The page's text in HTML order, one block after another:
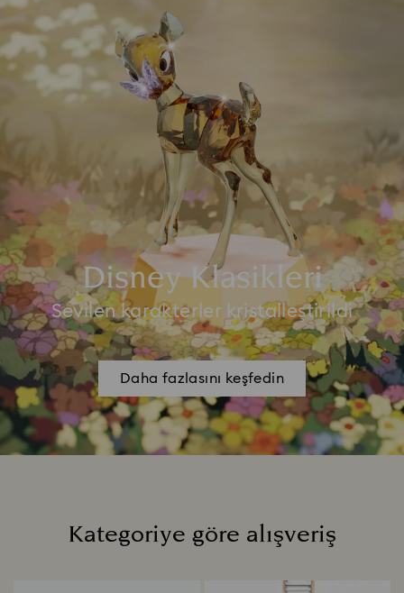
Disney Klasikleri
Sevilen karakterler kristalleştirildi
Daha fazlasını keşfedin
Kategoriye göre alışveriş